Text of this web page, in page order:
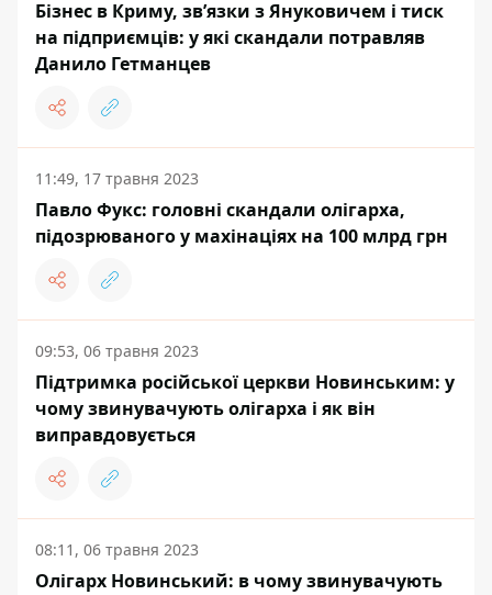
Бізнес в Криму, звʼязки з Януковичем і тиск
на підприємців: у які скандали потравляв
Данило Гетманцев
11:49, 17 травня 2023
Павло Фукс: головні скандали олігарха,
підозрюваного у махінаціях на 100 млрд грн
09:53, 06 травня 2023
Підтримка російської церкви Новинським: у
чому звинувачують олігарха і як він
виправдовується
08:11, 06 травня 2023
Олігарх Новинський: в чому звинувачують